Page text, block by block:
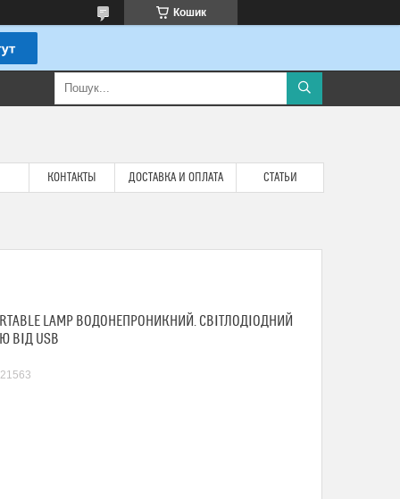
Кошик
КОНТАКТЫ ДОСТАВКА И ОПЛАТА СТАТЬИ
LAMP ВОДОНЕПРОНИКНИЙ. СВІТЛОДІОДНИЙ
ВІД USB